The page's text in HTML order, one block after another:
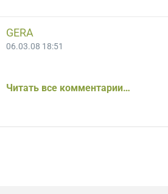
GERA
06.03.08 18:51
Читать все комментарии…